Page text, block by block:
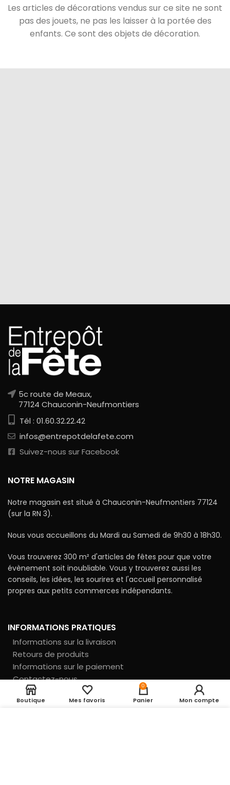
Les articles de décorations vendus sur ce site ne sont
pas des jouets, ne pas les laisser à la portée des
enfants. Ce sont des objets de décoration.
5c route de Meaux,
77124 Chauconin-Neufmontiers
Tél : 01.60.32.22.42
infos@entrepotdelafete.com
Suivez-nous sur Facebook
NOTRE MAGASIN
Notre magasin est situé à Chauconin-Neufmontiers 77124
(sur la RN 3).
Nous vous accueillons du Mardi au Samedi de 9h30 à 18h30.
Vous trouverez 300 m² d'articles de fêtes pour que votre
évènement soit inoubliable. Vous y trouverez aussi les
conseils, les idées, les sourires et l'accueil personnalisé
propres aux petits commerces indépendants.
INFORMATIONS PRATIQUES
Informations sur la livraison
Retours de produits
Informations sur le paiement
Contactez-nous
Notre magasin
Nos partenaires
Boutique Mes favoris
0
Panier Mon compte